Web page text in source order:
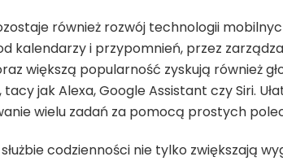
również rozwój technologii
kalendarzy i przypomnień, przez
większą popularność zyskują również
jak Alexa, Google Assistant czy Siri.
wielu zadań za pomocą prostych
codzienności nie tylko zwiększają